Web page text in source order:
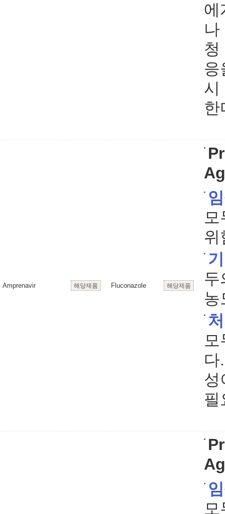
에
나
청
응
시
한
Amprenavir 해당제품 Fluconazole 해당제품
위
두
농
다
성
필